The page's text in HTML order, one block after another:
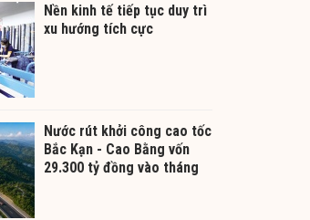
Nền kinh tế tiếp tục duy trì
xu hướng tích cực
Nước rút khởi công cao tốc
Bắc Kạn - Cao Bằng vốn
29.300 tỷ đồng vào tháng